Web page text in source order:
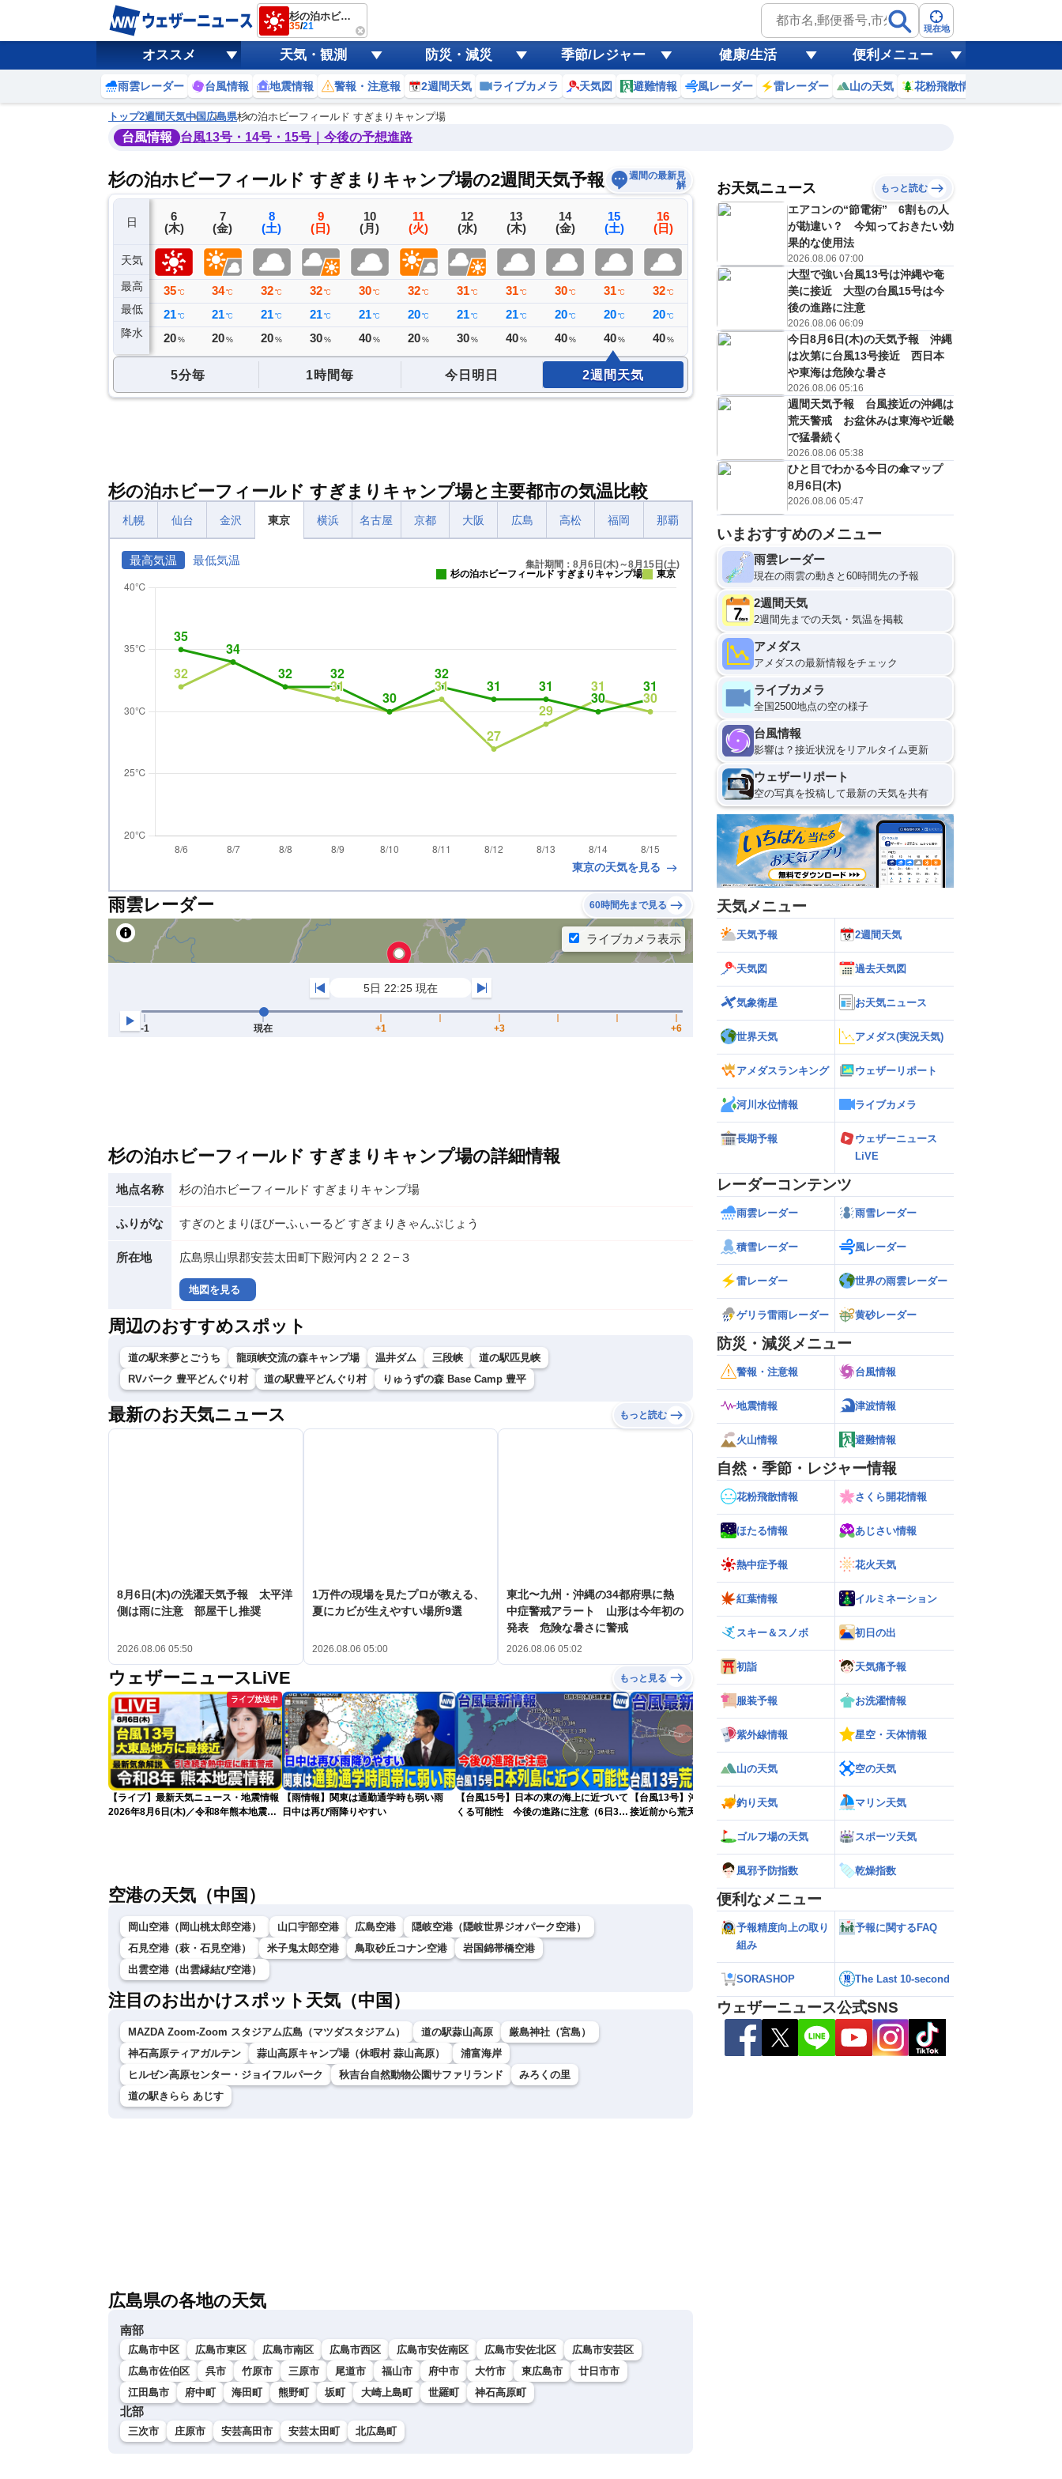
杉の泊ホビーフィールド すぎまりキャンプ場
35/21 現在地
オススメ 天気・観測 防災・減災 季節/レジャー 健康/生活 便利メニュー
雨雲レーダー 台風情報 地震情報 警報・注意報 2週間天気 ライブカメラ 天気図 避難情報 風レーダー 雷レーダー 山の天気 花粉飛散情報
トップ2週間天気中国 広島県杉の泊ホビーフィールド すぎまりキャンプ場
台風情報 台風13号・14号・15号｜今後の予想進路
杉の泊ホビーフィールド すぎまりキャンプ場の2週間天気予報
週間の最新見
解
日
天気
最高
最低
降水
5
(水)
34℃
23℃
ミリ
6
(木)
35 ℃
21 ℃
20 %
7
(金)
34℃
21 ℃
20 %
8
(土)
32 ℃
21 ℃
20 %
9
(日)
32 ℃
21 ℃
30 %
10
(月)
30℃
21℃
40%
11
(火)
32℃
20℃
20%
12
(水)
31℃
21℃
30%
13
(木)
31℃
21℃
40%
14
(金)
30 ℃
20 ℃
40 %
15
(土)
31 ℃
20 ℃
40 %
16
(日)
32 ℃
20 ℃
40 %
17
%
19
(水)
E
33℃
20 ℃
20%
20
(木)
E
32℃
21℃
30%
予報の
信頼度
B
C
D
5分毎 1時間毎 今日明日 2週間天気
杉の泊ホビーフィールド すぎまりキャンプ場と主要都市の気温比較
札幌 仙台 金沢 東京 横浜 名古屋 京都 大阪 広島 高松 福岡 那覇
最高気温 最低気温
集計期間：8月6日(木)～8月15日(土)
杉の泊ホビーフィールド すぎまりキャンプ場
東京
東京の天気を見る
雨雲レーダー 60時間先まで見る
杉の泊ホビーフィールド すぎまりキャンプ場の詳細情報
地点名称 杉の泊ホビーフィールド すぎまりキャンプ場
ふりがな すぎのとまりほびーふぃーるど すぎまりきゃんぷじょう
所在地 広島県山県郡安芸太田町下殿河内２２２−３
地図を見る
周辺のおすすめスポット
道の駅来夢とごうち 龍頭峡交流の森キャンプ場 温井ダム 三段峡
道の駅匹見峡
RVパーク 豊平どんぐり村
道の駅豊平どんぐり村 りゅうずの森 Base Camp 豊平
最新のお天気ニュース もっと読む
8月6日(木)の洗濯天気予報 太平洋
側は雨に注意 部屋干し推奨
2026.08.06 05:50
1万件の現場を見たプロが教える、
夏にカビが生えやすい場所9選
2026.08.06 05:00
東北〜九州・沖縄の34都府県に熱
中症警戒アラート 山形は今年初の
発表 危険な暑さに警戒
2026.08.06 05:02
ウェザーニュースLiVE もっと見る
ライブ放送中
【ライブ】最新天気ニュース・地震情報
2026年8月6日(木)／令和8年熊本地震情
【雨情報】関東は通勤通学時も弱い雨
日中は再び雨降りやすい
【台風15号】日本の東の海上に近づいて
くる可能性 今後の進路に注意（6日3時
【台風13号】沖縄・大東島地方に接近
接近前から荒天のおそれ（6日5時更新）
【予報士解説】台風が再発達するサイン
「ERC」とは
空港の天気（中国）
岡山空港（岡山桃太郎空港） 山口宇部空港 広島空港
隠岐空港（隠岐世界ジオパーク空港）
石見空港（萩・石見空港）
米子鬼太郎空港 鳥取砂丘コナン空港
岩国錦帯橋空港
出雲空港（出雲縁結び空港）
注目のお出かけスポット天気（中国）
MAZDA Zoom-Zoom スタジアム広島（マツダスタジアム） 道の駅蒜山高原
厳島神社（宮島）
神石高原ティアガルテン
蒜山高原キャンプ場（休暇村 蒜山高原）
浦富海岸
ヒルゼン高原センター・ジョイフルパーク
秋吉台自然動物公園サファリランド
みろくの里
道の駅きらら あじす
広島県の各地の天気
南部
広島市中区 広島市東区 広島市南区 広島市西区 広島市安佐南区 広島市安佐北区
広島市安芸区
広島市佐伯区
呉市 竹原市 三原市 尾道市 福山市 府中市 大竹市 東広島市
廿日市市
江田島市
府中町 海田町 熊野町 坂町 大崎上島町 世羅町 神石高原町
北部
三次市 庄原市 安芸高田市 安芸太田町 北広島町
お天気ニュース もっと読む
エアコンの“節電術” 6割もの人
が勘違い？ 今知っておきたい効
果的な使用法
2026.08.06 07:00
大型で強い台風13号は沖縄や奄
美に接近 大型の台風15号は今
後の進路に注意
2026.08.06 06:09
今日8月6日(木)の天気予報 沖縄
は次第に台風13号接近 西日本
や東海は危険な暑さ
2026.08.06 05:16
週間天気予報 台風接近の沖縄は
荒天警戒 お盆休みは東海や近畿
で猛暑続く
2026.08.06 05:38
ひと目でわかる今日の傘マップ
8月6日(木)
2026.08.06 05:47
いまおすすめのメニュー
雨雲レーダー
現在の雨雲の動きと60時間先の予報
2週間天気
2週間先までの天気・気温を掲載
アメダス
アメダスの最新情報をチェック
ライブカメラ
全国2500地点の空の様子
台風情報
影響は？接近状況をリアルタイム更新
ウェザーリポート
空の写真を投稿して最新の天気を共有
天気メニュー
天気予報 2週間天気
天気図 過去天気図
気象衛星 お天気ニュース
世界天気 アメダス(実況天気)
アメダスランキング ウェザーリポート
河川水位情報 ライブカメラ
長期予報
ウェザーニュース
LiVE
レーダーコンテンツ
雨雲レーダー 雨雪レーダー
積雪レーダー 風レーダー
雷レーダー 世界の雨雲レーダー
ゲリラ雷雨レーダー 黄砂レーダー
防災・減災メニュー
警報・注意報 台風情報
地震情報 津波情報
火山情報 避難情報
自然・季節・レジャー情報
花粉飛散情報 さくら開花情報
ほたる情報 あじさい情報
熱中症予報 花火天気
紅葉情報 イルミネーション
スキー＆スノボ 初日の出
初詣 天気痛予報
服装予報 お洗濯情報
紫外線情報 星空・天体情報
山の天気 空の天気
釣り天気 マリン天気
ゴルフ場の天気 スポーツ天気
風邪予防指数 乾燥指数
便利なメニュー
予報精度向上の取り
組み
予報に関するFAQ
SORASHOP The Last 10-second
ウェザーニュース公式SNS